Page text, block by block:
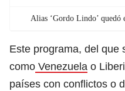
Alias ‘Gordo Lindo’ quedó
Este programa, del que
como Venezuela o
países con conflictos o